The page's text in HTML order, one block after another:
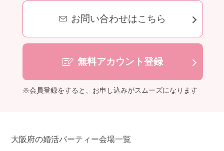
お問い合わせはこちら
無料アカウント登録
※会員登録をすると、お申し込みがスムーズになります
大阪府の婚活パーティー会場一覧